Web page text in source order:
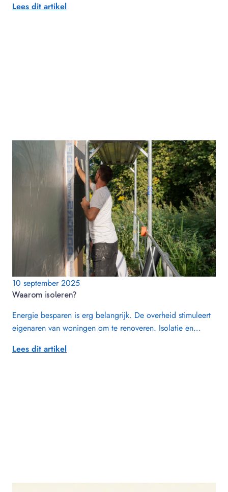
Lees dit artikel
10 september 2025
Waarom isoleren?
Energie besparen is erg belangrijk. De overheid stimuleert
eigenaren van woningen om te renoveren. Isolatie en…
Lees dit artikel